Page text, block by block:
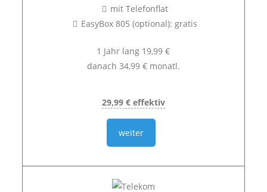
mit Telefonflat
EasyBox 805 (optional): gratis
1 Jahr lang 19,99 €
danach 34,99 € monatl.
29,99 € effektiv
weiter